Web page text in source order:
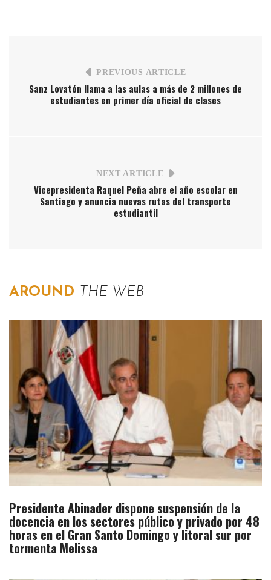
PREVIOUS ARTICLE
Sanz Lovatón llama a las aulas a más de 2 millones de
estudiantes en primer día oficial de clases
NEXT ARTICLE
Vicepresidenta Raquel Peña abre el año escolar en
Santiago y anuncia nuevas rutas del transporte
estudiantil
AROUND THE WEB
Presidente Abinader dispone suspensión de la
docencia en los sectores público y privado por 48
horas en el Gran Santo Domingo y litoral sur por
tormenta Melissa